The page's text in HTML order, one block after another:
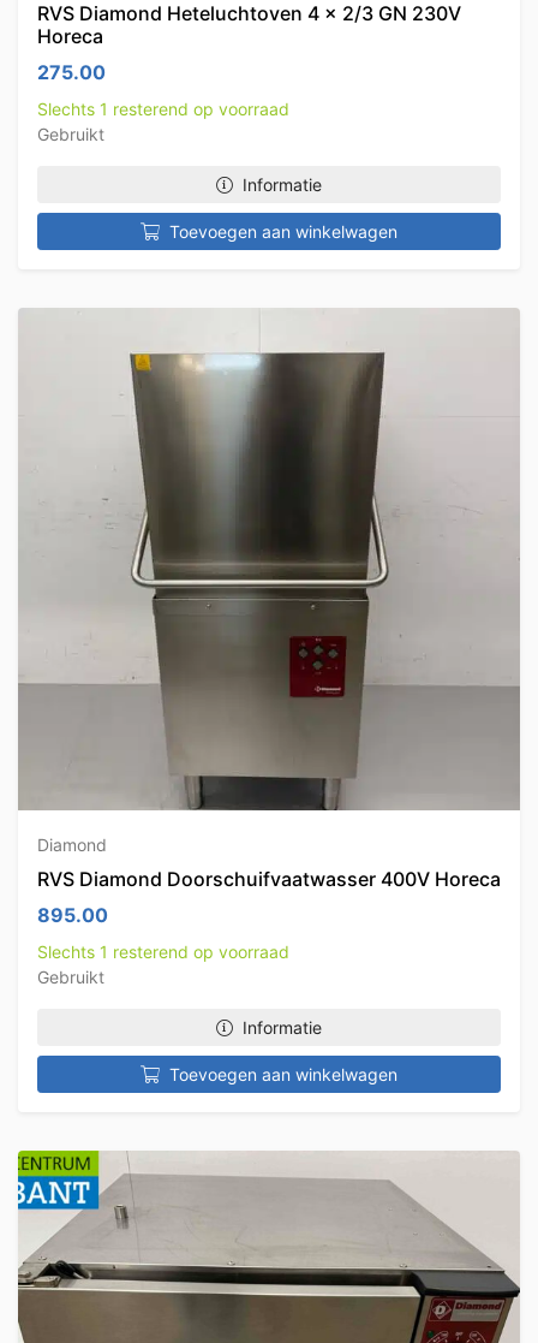
RVS Diamond Heteluchtoven 4 x 2/3 GN 230V
Horeca
275.00
Slechts 1 resterend op voorraad
Gebruikt
Informatie
Toevoegen aan winkelwagen
Diamond
RVS Diamond Doorschuifvaatwasser 400V Horeca
895.00
Slechts 1 resterend op voorraad
Gebruikt
Informatie
Toevoegen aan winkelwagen